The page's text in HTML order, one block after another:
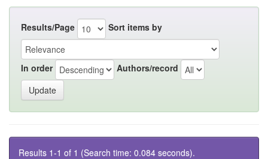
Results/Page Sort items by
In order Authors/record
Results 1-1 of 1 (Search time: 0.084 seconds).